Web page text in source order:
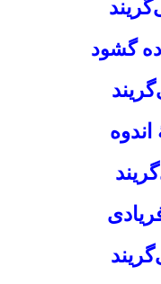
گشود